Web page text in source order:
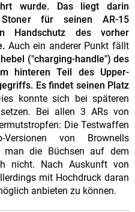
wurde. Das liegt darin
für seinen AR-15
Handschutz des vorher
Auch ein anderer Punkt fällt
("charging-handle") des
hinteren Teil des Upper-
Es findet seinen Platz
konnte sich bei späteren
Bei allen 3 ARs von
Die Testwaffen
von Brownells
man die Büchsen auf dem
nicht. Nach Auskunft von
mit Hochdruck daran
anbieten zu können.